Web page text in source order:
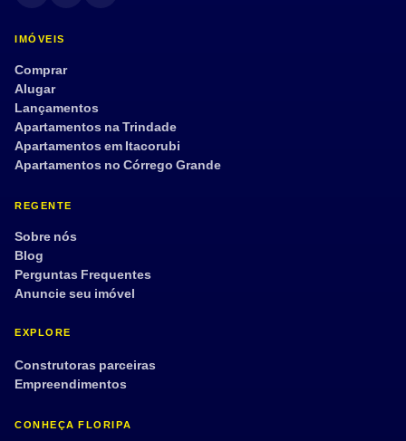
IMÓVEIS
Comprar
Alugar
Lançamentos
Apartamentos na Trindade
Apartamentos em Itacorubi
Apartamentos no Córrego Grande
REGENTE
Sobre nós
Blog
Perguntas Frequentes
Anuncie seu imóvel
EXPLORE
Construtoras parceiras
Empreendimentos
CONHEÇA FLORIPA